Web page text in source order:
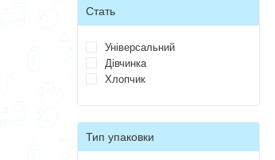
Стать
Універсальний
Дівчинка
Хлопчик
Тип упаковки